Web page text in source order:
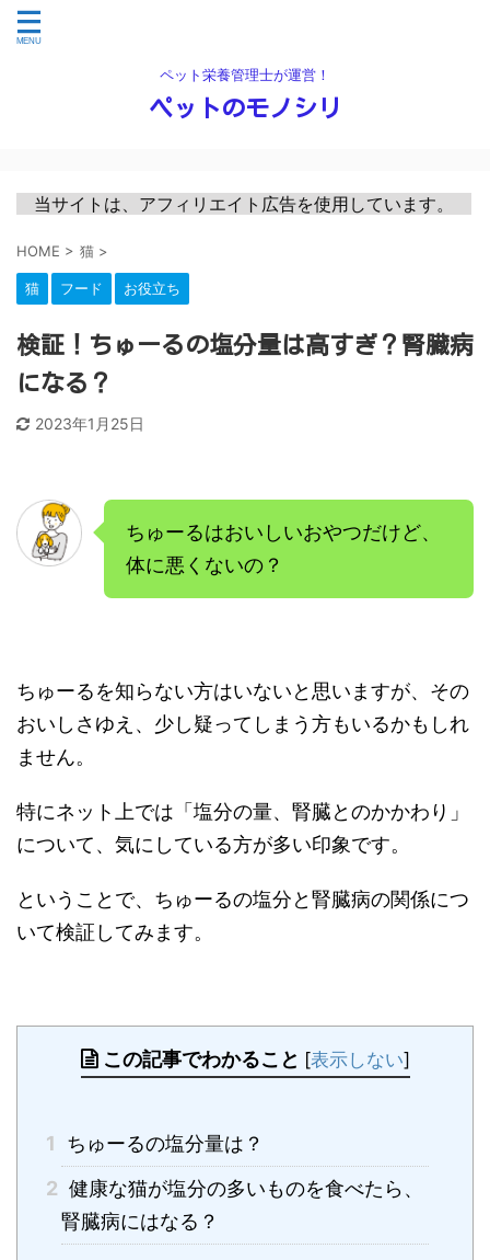
ペット栄養管理士が運営！
ペットのモノシリ
当サイトは、アフィリエイト広告を使用しています。
HOME > 猫 >
猫 フード お役立ち
検証！ちゅーるの塩分量は高すぎ？腎臓病
になる？
2023年1月25日
ちゅーるはおいしいおやつだけど、
体に悪くないの？
ちゅーるを知らない方はいないと思いますが、その
おいしさゆえ、少し疑ってしまう方もいるかもしれ
ません。
特にネット上では「塩分の量、腎臓とのかかわり」
について、気にしている方が多い印象です。
ということで、ちゅーるの塩分と腎臓病の関係につ
いて検証してみます。
この記事でわかること [表示しない]
1
ちゅーるの塩分量は？
2 健康な猫が塩分の多いものを食べたら、
腎臓病にはなる？